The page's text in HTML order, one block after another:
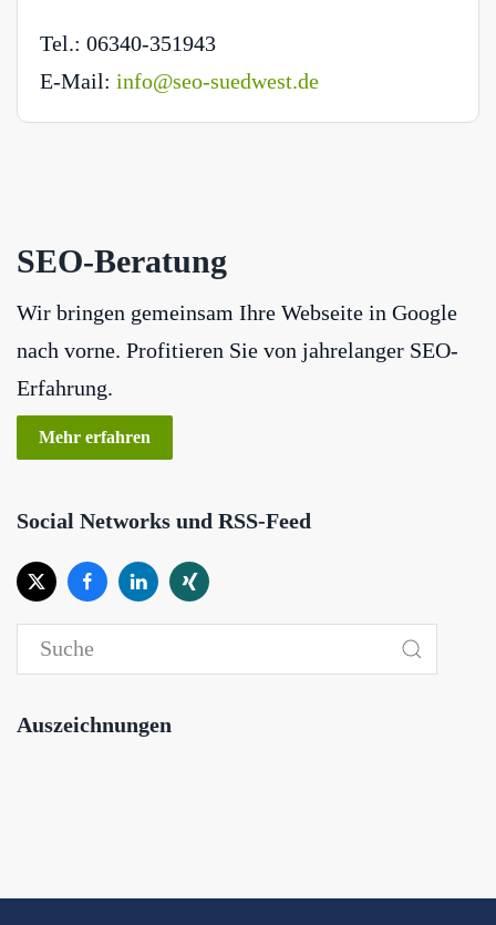
Tel.: 06340-351943
E-Mail: info@seo-suedwest.de
SEO-Beratung
Wir bringen gemeinsam Ihre Webseite in Google
nach vorne. Profitieren Sie von jahrelanger SEO-
Erfahrung.
Mehr erfahren
Social Networks und RSS-Feed
Auszeichnungen